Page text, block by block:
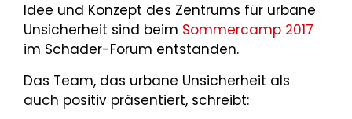
Idee und Konzept des Zentrums für urbane
Unsicherheit sind beim Sommercamp 2017
im Schader-Forum entstanden.
Das Team, das urbane Unsicherheit als
auch positiv präsentiert, schreibt: